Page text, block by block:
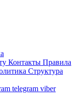
Контакты Правила
Структура
telegram viber